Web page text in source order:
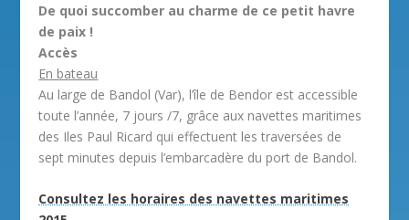
De quoi succomber au charme de ce petit havre
de paix !
Accès
En bateau
Au large de Bandol (Var), l’île de Bendor est accessible
toute l’année, 7 jours /7, grâce aux navettes maritimes
des Iles Paul Ricard qui effectuent les traversées de
sept minutes depuis l’embarcadère du port de Bandol.
Consultez les horaires des navettes maritimes